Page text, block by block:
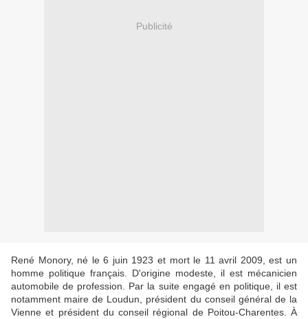
Publicité
René Monory, né le 6 juin 1923 et mort le 11 avril 2009, est un
homme politique français. D'origine modeste, il est mécanicien
automobile de profession. Par la suite engagé en politique, il est
notamment maire de Loudun, président du conseil général de la
Vienne et président du conseil régional de Poitou-Charentes. À